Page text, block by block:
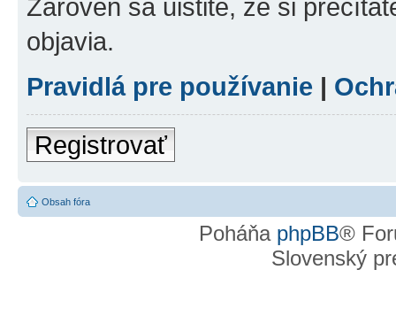
Zároveň sa uistite, že si
objavia.
Pravidlá pre používanie |
Registrovať
Obsah fóra
Poháňa phpBB®
Slovenský